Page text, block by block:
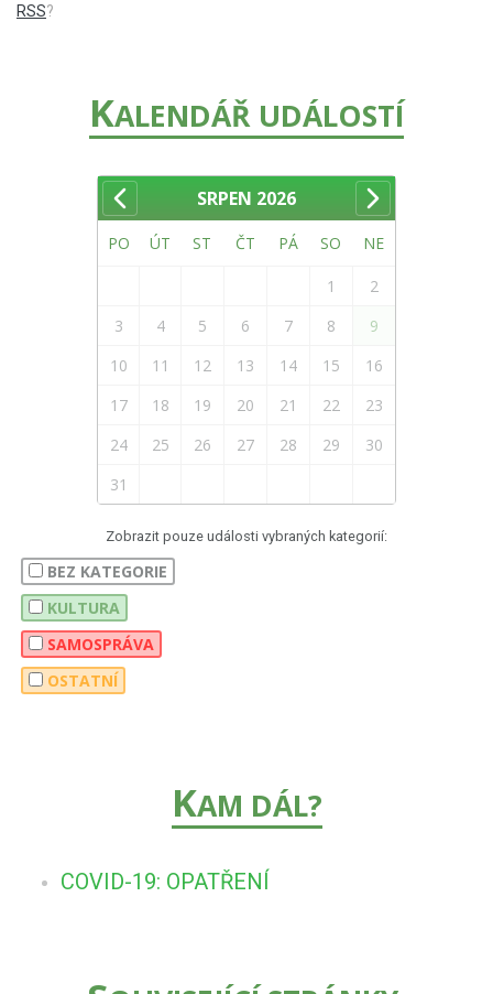
RSS?
KALENDÁŘ UDÁLOSTÍ
SRPEN 2026
PO ÚT ST ČT PÁ SO NE
1
2
3
4 5 6 7 8
9
10
11 12 13 14 15
16
17
18 19 20 21 22
23
24
25 26 27 28 29
30
31
Zobrazit pouze události vybraných kategorií:
BEZ KATEGORIE
KULTURA
SAMOSPRÁVA
OSTATNÍ
KAM DÁL?
COVID-19: OPATŘENÍ